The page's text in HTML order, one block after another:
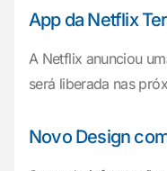
App da Netflix
A Netflix anunciou
será liberada nas
Novo Design